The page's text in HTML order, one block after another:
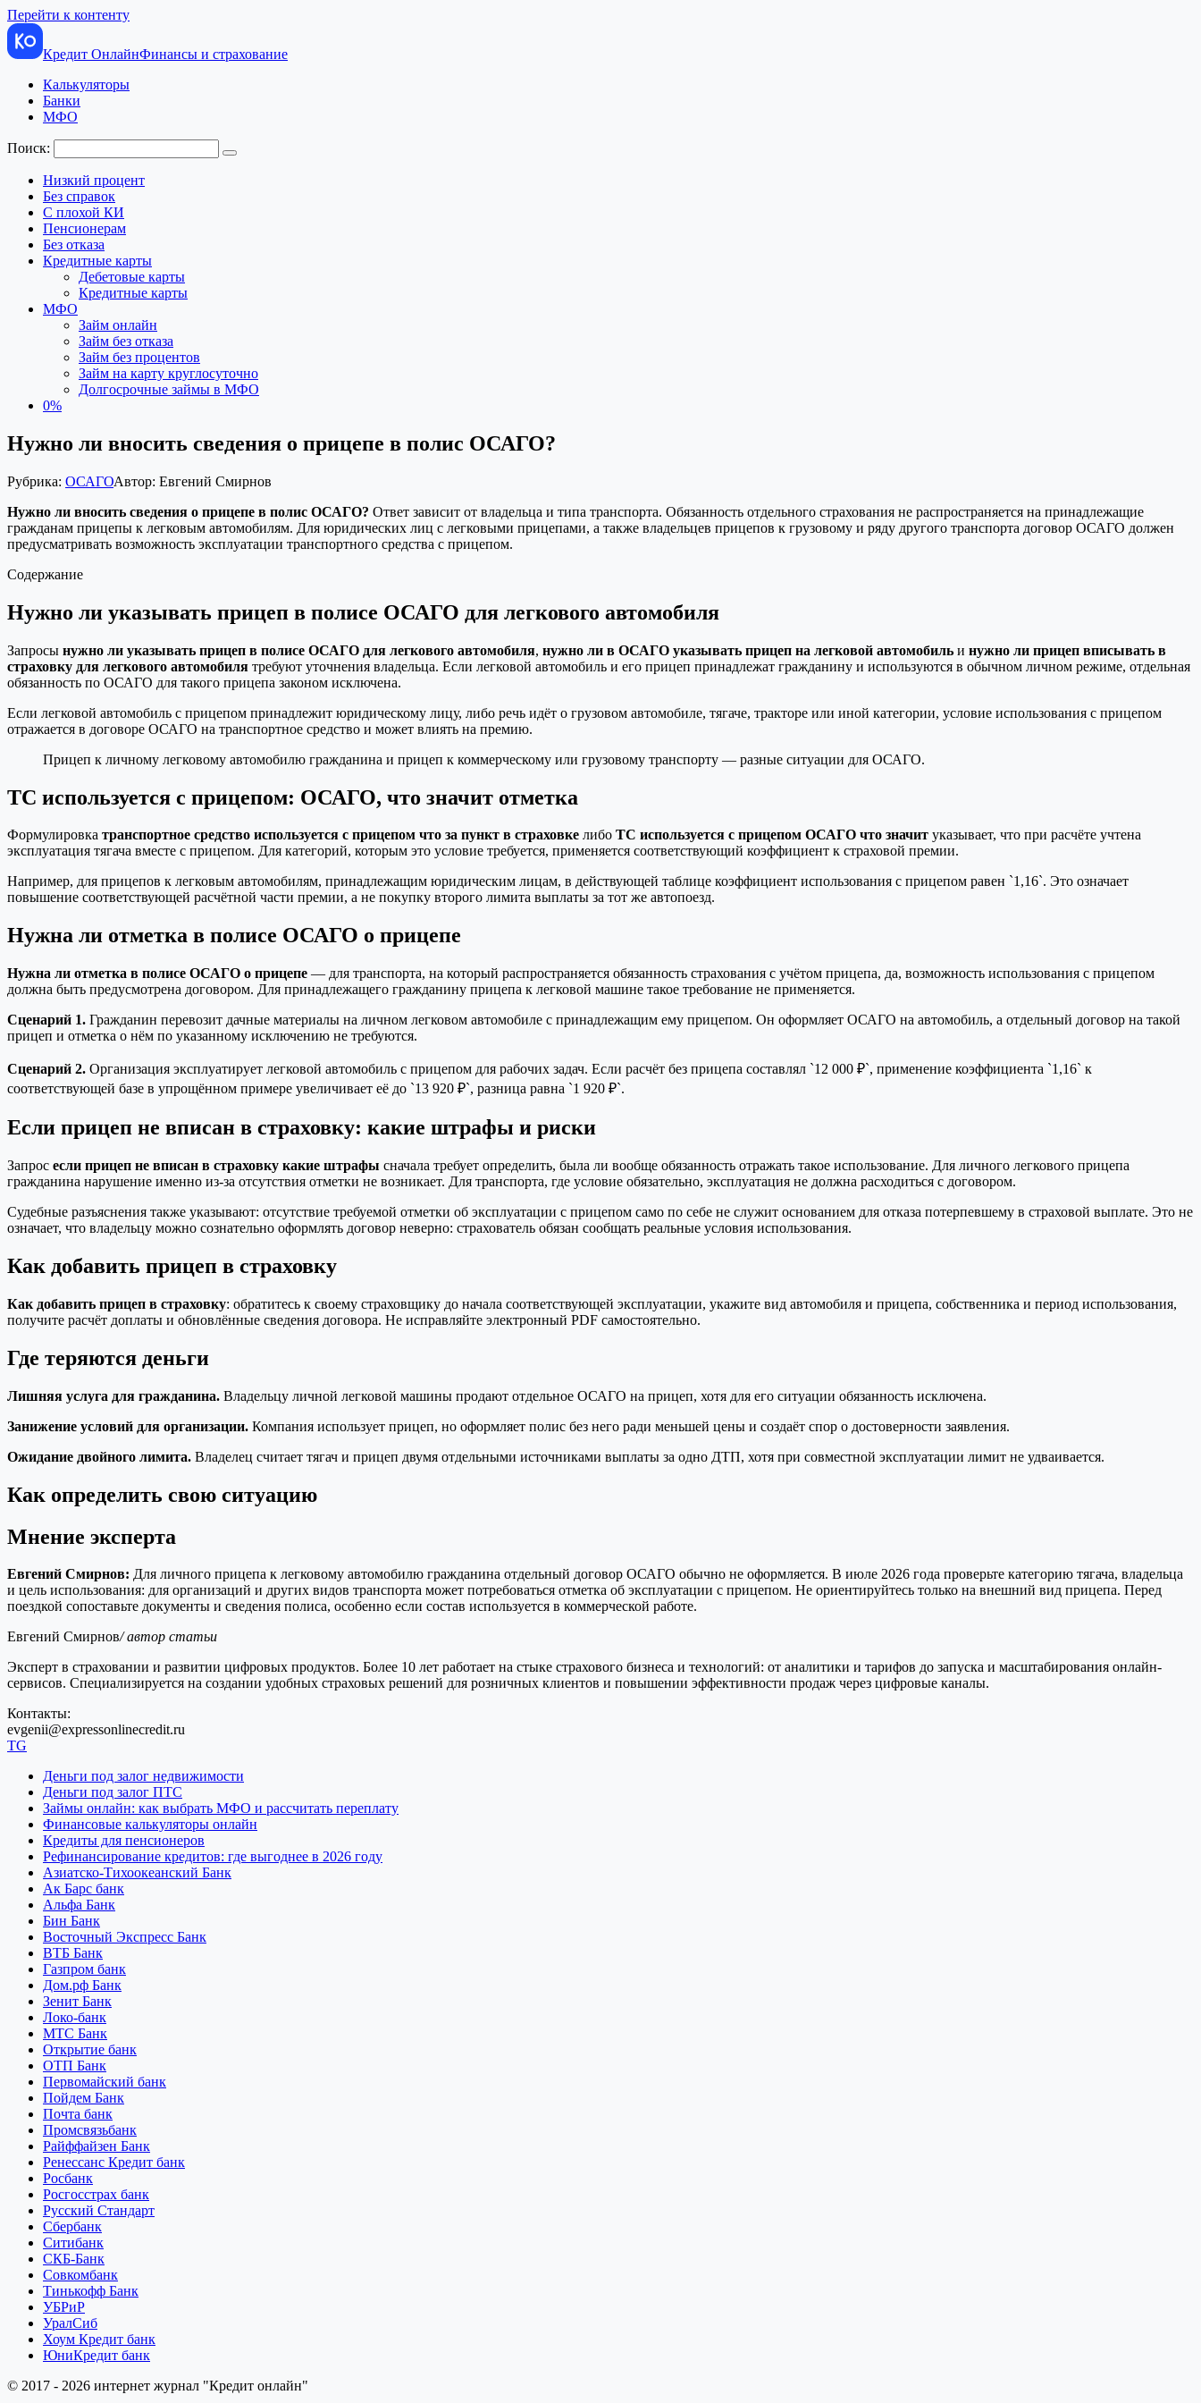
Перейти к контенту
Кредит ОнлайнФинансы и страхование
Калькуляторы
Банки
МФО
Поиск:
Низкий процент
Без справок
С плохой КИ
Пенсионерам
Без отказа
Кредитные карты
Дебетовые карты
Кредитные карты
МФО
Займ онлайн
Займ без отказа
Займ без процентов
Займ на карту круглосуточно
Долгосрочные займы в МФО
0%
Нужно ли вносить сведения о прицепе в полис ОСАГО?
Рубрика: ОСАГОАвтор: Евгений Смирнов
Нужно ли вносить сведения о прицепе в полис ОСАГО? Ответ зависит от владельца и типа транспорта. Обязанность отдельного страхования не распространяется на принадлежащие
гражданам прицепы к легковым автомобилям. Для юридических лиц с легковыми прицепами, а также владельцев прицепов к грузовому и ряду другого транспорта договор ОСАГО должен
предусматривать возможность эксплуатации транспортного средства с прицепом.
Содержание
Нужно ли указывать прицеп в полисе ОСАГО для легкового автомобиля
Запросы нужно ли указывать прицеп в полисе ОСАГО для легкового автомобиля, нужно ли в ОСАГО указывать прицеп на легковой автомобиль и нужно ли прицеп вписывать в
страховку для легкового автомобиля требуют уточнения владельца. Если легковой автомобиль и его прицеп принадлежат гражданину и используются в обычном личном режиме, отдельная
обязанность по ОСАГО для такого прицепа законом исключена.
Если легковой автомобиль с прицепом принадлежит юридическому лицу, либо речь идёт о грузовом автомобиле, тягаче, тракторе или иной категории, условие использования с прицепом
отражается в договоре ОСАГО на транспортное средство и может влиять на премию.
Прицеп к личному легковому автомобилю гражданина и прицеп к коммерческому или грузовому транспорту — разные ситуации для ОСАГО.
ТС используется с прицепом: ОСАГО, что значит отметка
Формулировка транспортное средство используется с прицепом что за пункт в страховке либо ТС используется с прицепом ОСАГО что значит указывает, что при расчёте учтена
эксплуатация тягача вместе с прицепом. Для категорий, которым это условие требуется, применяется соответствующий коэффициент к страховой премии.
Например, для прицепов к легковым автомобилям, принадлежащим юридическим лицам, в действующей таблице коэффициент использования с прицепом равен `1,16`. Это означает
повышение соответствующей расчётной части премии, а не покупку второго лимита выплаты за тот же автопоезд.
Нужна ли отметка в полисе ОСАГО о прицепе
Нужна ли отметка в полисе ОСАГО о прицепе — для транспорта, на который распространяется обязанность страхования с учётом прицепа, да, возможность использования с прицепом
должна быть предусмотрена договором. Для принадлежащего гражданину прицепа к легковой машине такое требование не применяется.
Сценарий 1. Гражданин перевозит дачные материалы на личном легковом автомобиле с принадлежащим ему прицепом. Он оформляет ОСАГО на автомобиль, а отдельный договор на такой
прицеп и отметка о нём по указанному исключению не требуются.
Сценарий 2. Организация эксплуатирует легковой автомобиль с прицепом для рабочих задач. Если расчёт без прицепа составлял `12 000 ₽`, применение коэффициента `1,16` к
соответствующей базе в упрощённом примере увеличивает её до `13 920 ₽`, разница равна `1 920 ₽`.
Если прицеп не вписан в страховку: какие штрафы и риски
Запрос если прицеп не вписан в страховку какие штрафы сначала требует определить, была ли вообще обязанность отражать такое использование. Для личного легкового прицепа
гражданина нарушение именно из-за отсутствия отметки не возникает. Для транспорта, где условие обязательно, эксплуатация не должна расходиться с договором.
Судебные разъяснения также указывают: отсутствие требуемой отметки об эксплуатации с прицепом само по себе не служит основанием для отказа потерпевшему в страховой выплате. Это не
означает, что владельцу можно сознательно оформлять договор неверно: страхователь обязан сообщать реальные условия использования.
Как добавить прицеп в страховку
Как добавить прицеп в страховку: обратитесь к своему страховщику до начала соответствующей эксплуатации, укажите вид автомобиля и прицепа, собственника и период использования,
получите расчёт доплаты и обновлённые сведения договора. Не исправляйте электронный PDF самостоятельно.
Где теряются деньги
Лишняя услуга для гражданина. Владельцу личной легковой машины продают отдельное ОСАГО на прицеп, хотя для его ситуации обязанность исключена.
Занижение условий для организации. Компания использует прицеп, но оформляет полис без него ради меньшей цены и создаёт спор о достоверности заявления.
Ожидание двойного лимита. Владелец считает тягач и прицеп двумя отдельными источниками выплаты за одно ДТП, хотя при совместной эксплуатации лимит не удваивается.
Как определить свою ситуацию
Мнение эксперта
Евгений Смирнов: Для личного прицепа к легковому автомобилю гражданина отдельный договор ОСАГО обычно не оформляется. В июле 2026 года проверьте категорию тягача, владельца
и цель использования: для организаций и других видов транспорта может потребоваться отметка об эксплуатации с прицепом. Не ориентируйтесь только на внешний вид прицепа. Перед
поездкой сопоставьте документы и сведения полиса, особенно если состав используется в коммерческой работе.
Евгений Смирнов/ автор статьи
Эксперт в страховании и развитии цифровых продуктов. Более 10 лет работает на стыке страхового бизнеса и технологий: от аналитики и тарифов до запуска и масштабирования онлайн-
сервисов. Специализируется на создании удобных страховых решений для розничных клиентов и повышении эффективности продаж через цифровые каналы.
Контакты:
evgenii@expressonlinecredit.ru
TG
Деньги под залог недвижимости
Деньги под залог ПТС
Займы онлайн: как выбрать МФО и рассчитать переплату
Финансовые калькуляторы онлайн
Кредиты для пенсионеров
Рефинансирование кредитов: где выгоднее в 2026 году
Азиатско-Тихоокеанский Банк
Ак Барс банк
Альфа Банк
Бин Банк
Восточный Экспресс Банк
ВТБ Банк
Газпром банк
Дом.рф Банк
Зенит Банк
Локо-банк
МТС Банк
Открытие банк
ОТП Банк
Первомайский банк
Пойдем Банк
Почта банк
Промсвязьбанк
Райффайзен Банк
Ренессанс Кредит банк
Росбанк
Росгосстрах банк
Русский Стандарт
Сбербанк
Ситибанк
СКБ-Банк
Совкомбанк
Тинькофф Банк
УБРиР
УралСиб
Хоум Кредит банк
ЮниКредит банк
© 2017 - 2026 интернет журнал "Кредит онлайн"